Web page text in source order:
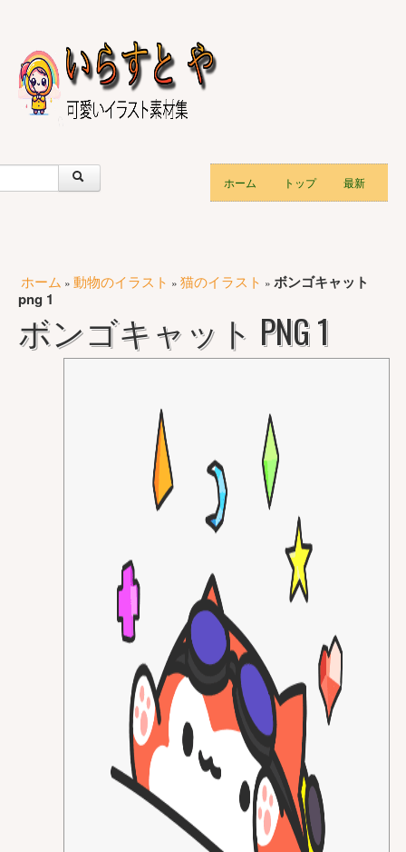
ホーム トップ 最新
ホーム » 動物のイラスト » 猫のイラスト » ボンゴキャット
png 1
ボンゴキャット PNG 1